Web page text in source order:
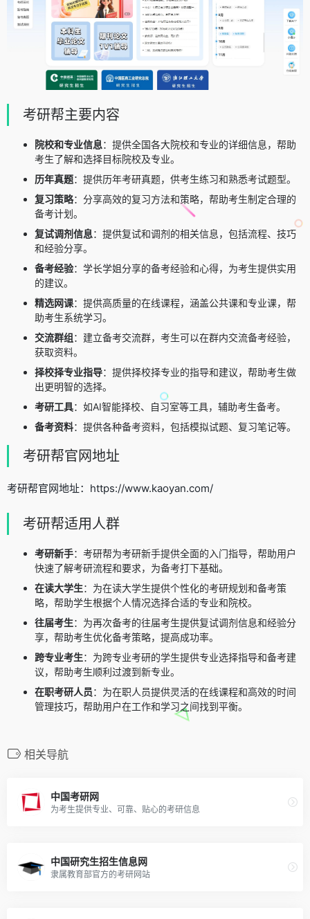
考研帮主要内容
院校和专业信息：提供全国各大院校和专业的详细信息，帮助
考生了解和选择目标院校及专业。
历年真题：提供历年考研真题，供考生练习和熟悉考试题型。
复习策略：分享高效的复习方法和策略，帮助考生制定合理的
备考计划。
复试调剂信息：提供复试和调剂的相关信息，包括流程、技巧
和经验分享。
备考经验：学长学姐分享的备考经验和心得，为考生提供实用
的建议。
精选网课：提供高质量的在线课程，涵盖公共课和专业课，帮
助考生系统学习。
交流群组：建立备考交流群，考生可以在群内交流备考经验，
获取资料。
择校择专业指导：提供择校择专业的指导和建议，帮助考生做
出更明智的选择。
考研工具：如AI智能择校、自习室等工具，辅助考生备考。
备考资料：提供各种备考资料，包括模拟试题、复习笔记等。
考研帮官网地址
考研帮官网地址：https://www.kaoyan.com/
考研帮适用人群
考研新手：考研帮为考研新手提供全面的入门指导，帮助用户
快速了解考研流程和要求，为备考打下基础。
在读大学生：为在读大学生提供个性化的考研规划和备考策
略，帮助学生根据个人情况选择合适的专业和院校。
往届考生：为再次备考的往届考生提供复试调剂信息和经验分
享，帮助考生优化备考策略，提高成功率。
跨专业考生：为跨专业考研的学生提供专业选择指导和备考建
议，帮助考生顺利过渡到新专业。
在职考研人员：为在职人员提供灵活的在线课程和高效的时间
管理技巧，帮助用户在工作和学习之间找到平衡。
相关导航
中国考研网
为考生提供专业、可靠、贴心的考研信息
中国研究生招生信息网
隶属教育部官方的考研网站